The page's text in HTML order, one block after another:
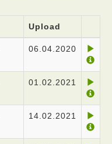
Upload
06.04.2020
01.02.2021
14.02.2021